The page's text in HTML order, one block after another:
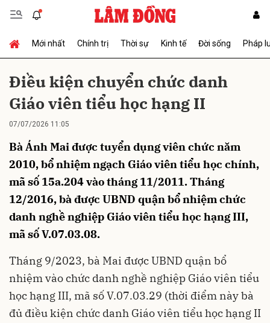
Mới nhất Chính trị Thời sự Kinh tế Đời sống Pháp
Điều kiện chuyển chức danh
Giáo viên tiểu học hạng II
07/07/2026 11:05
Bà Ánh Mai được tuyển dụng viên chức năm
2010, bổ nhiệm ngạch Giáo viên tiểu học chính,
mã số 15a.204 vào tháng 11/2011. Tháng
12/2016, bà được UBND quận bổ nhiệm chức
danh nghề nghiệp Giáo viên tiểu học hạng III,
mã số V.07.03.08.
Tháng 9/2023, bà Mai được UBND quận bổ
nhiệm vào chức danh nghề nghiệp Giáo viên tiểu
học hạng III, mã số V.07.03.29 (thời điểm này bà
đủ điều kiện chức danh Giáo viên tiểu học hạng II
Gửi bình luận
Hủy